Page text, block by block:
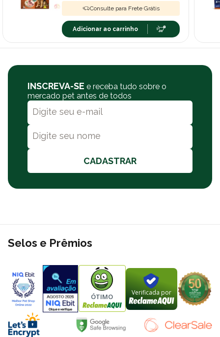
Consulte para Frete Grátis
Adicionar ao carrinho
INSCREVA-SE e receba tudo sobre o
mercado pet antes de todos
CADASTRAR
Selos e Prêmios
ÓTIMO Verificada por